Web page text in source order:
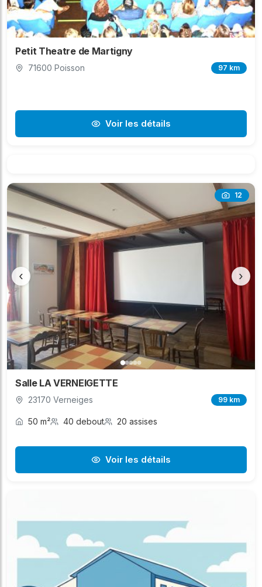
Petit Theatre de Martigny
71600 Poisson 97 km
Voir les détails
12
‹ ›
Salle LA VERNEIGETTE
23170 Verneiges 99 km
50 m² 40 debout 20 assises
Voir les détails